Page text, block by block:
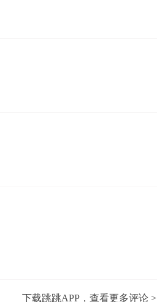
下载跳跳APP，查看更多评论 >